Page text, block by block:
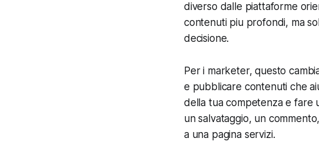
diverso dalle piattaforme
contenuti piu profondi, ma
decisione.
Per i marketer, questo
e pubblicare contenuti che
della tua competenza e fare
un salvataggio, un
a una pagina servizi.